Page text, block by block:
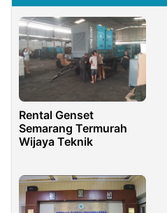
Rental Genset
Semarang Termurah
Wijaya Teknik